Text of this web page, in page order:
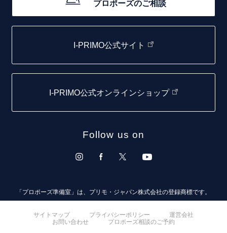
10万円台～
函館店
取扱店)エヴァンスブライダル 旭川本店
仙台店
青森店
郡山モルティ店
いわき店
プロポーズのご相談
I-PRIMO公式サイト
I-PRIMO公式オンラインショップ
Follow us on
「プロポーズ準備室」は、プリモ・ジャパン株式会社の登録商標です。
サイトマップ プライバシーポリシー
運営会社
お問い合わせ
プロポーズ相談のご予約